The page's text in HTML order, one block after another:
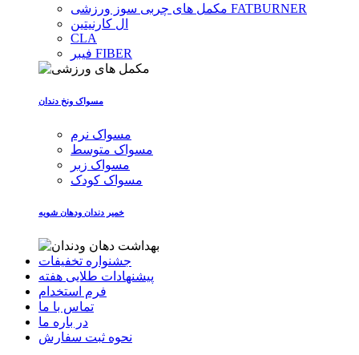
مکمل های چربی سوز ورزشی FATBURNER
ال کارنیتین
CLA
فیبر FIBER
مسواک ونخ دندان
مسواک نرم
مسواک متوسط
مسواک زبر
مسواک کودک
خمیر دندان ودهان شویه
جشنواره تخفیفات
پیشنهادات طلایی هفته
فرم استخدام
تماس با ما
در باره ما
نحوه ثبت سفارش